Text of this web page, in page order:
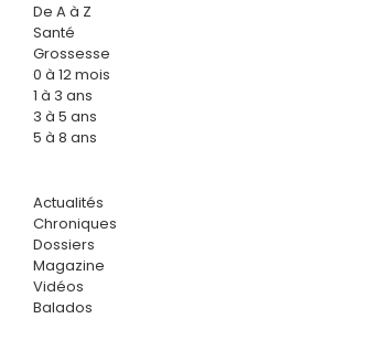
De A à Z
Santé
Grossesse
0 à 12 mois
1 à 3 ans
3 à 5 ans
5 à 8 ans
Actualités
Chroniques
Dossiers
Magazine
Vidéos
Balados